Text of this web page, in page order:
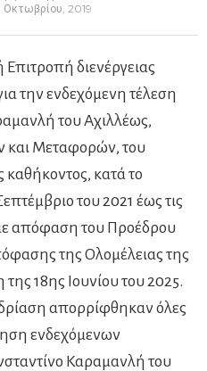
Οκτωβρίου, 2019
Επιτροπή διενέργειας
την ενδεχόμενη τέλεση
του Αχιλλέως,
Μεταφορών, του
κατά το
του 2021 έως τις
απόφαση του Προέδρου
της Ολομέλειας της
18ης Ιουνίου του 2025.
απορρίφθηκαν όλες
ενδεχόμενων
Καραμανλή του